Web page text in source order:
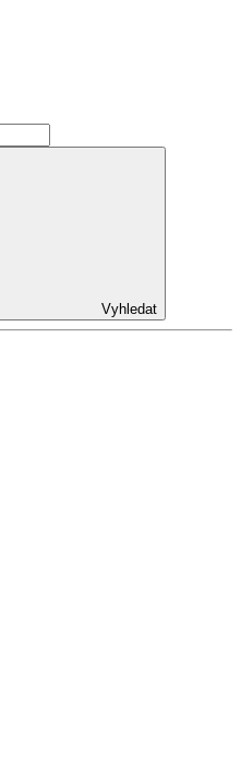
Vyhledat